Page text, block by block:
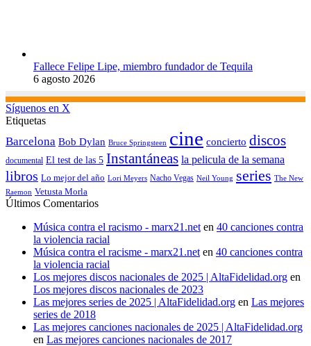
Fallece Felipe Lipe, miembro fundador de Tequila
6 agosto 2026
Síguenos en X
Etiquetas
Barcelona Bob Dylan Bruce Springsteen cine concierto discos
documental El test de las 5 Instantáneas la pelicula de la semana
libros Lo mejor del año Lori Meyers Nacho Vegas Neil Young series The New
Raemon Vetusta Morla
Últimos Comentarios
Música contra el racismo - marx21.net en 40 canciones contra
la violencia racial
Música contra el racisme - marx21.net en 40 canciones contra
la violencia racial
Los mejores discos nacionales de 2025 | AltaFidelidad.org en
Los mejores discos nacionales de 2023
Las mejores series de 2025 | AltaFidelidad.org en Las mejores
series de 2018
Las mejores canciones nacionales de 2025 | AltaFidelidad.org
en Las mejores canciones nacionales de 2017